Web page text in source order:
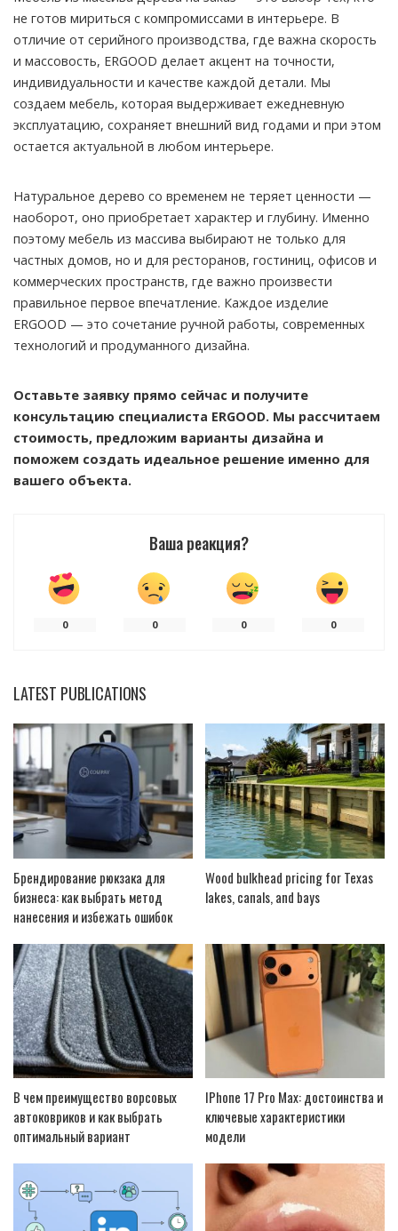
не готов мириться с компромиссами в интерьере. В
отличие от серийного производства, где важна скорость
и массовость, ERGOOD делает акцент на точности,
индивидуальности и качестве каждой детали. Мы
создаем мебель, которая выдерживает ежедневную
эксплуатацию, сохраняет внешний вид годами и при этом
остается актуальной в любом интерьере.
Натуральное дерево со временем не теряет ценности —
наоборот, оно приобретает характер и глубину. Именно
поэтому мебель из массива выбирают не только для
частных домов, но и для ресторанов, гостиниц, офисов и
коммерческих пространств, где важно произвести
правильное первое впечатление. Каждое изделие
ERGOOD — это сочетание ручной работы, современных
технологий и продуманного дизайна.
Оставьте заявку прямо сейчас и получите
консультацию специалиста ERGOOD. Мы рассчитаем
стоимость, предложим варианты дизайна и
поможем создать идеальное решение именно для
вашего объекта.
Ваша реакция?
0 0 0 0
LATEST PUBLICATIONS
Брендирование рюкзака для
бизнеса: как выбрать метод
нанесения и избежать ошибок
Wood bulkhead pricing for Texas
lakes, canals, and bays
В чем преимущество ворсовых
автоковриков и как выбрать
оптимальный вариант
IPhone 17 Pro Max: достоинства и
ключевые характеристики
модели